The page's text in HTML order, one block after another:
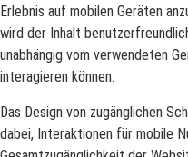
Erlebnis auf mobilen Geräten
wird der Inhalt
unabhängig vom verwendeten
interagieren können.
Das Design von zugänglichen
dabei, Interaktionen für mobile